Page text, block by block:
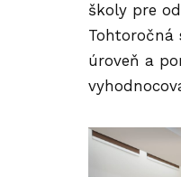
školy pre
Tohtoročná
úroveň a